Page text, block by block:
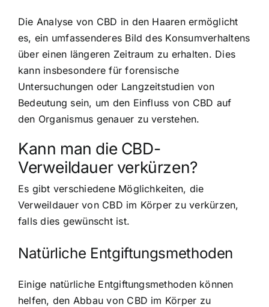
Die Analyse von CBD in den Haaren ermöglicht
es, ein umfassenderes Bild des Konsumverhaltens
über einen längeren Zeitraum zu erhalten. Dies
kann insbesondere für forensische
Untersuchungen oder Langzeitstudien von
Bedeutung sein, um den Einfluss von CBD auf
den Organismus genauer zu verstehen.
Kann man die CBD-
Verweildauer verkürzen?
Es gibt verschiedene Möglichkeiten, die
Verweildauer von CBD im Körper zu verkürzen,
falls dies gewünscht ist.
Natürliche Entgiftungsmethoden
Einige natürliche Entgiftungsmethoden können
helfen, den Abbau von CBD im Körper zu